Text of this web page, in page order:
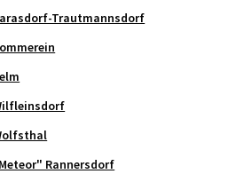
Trautmannsdorf
Rannersdorf